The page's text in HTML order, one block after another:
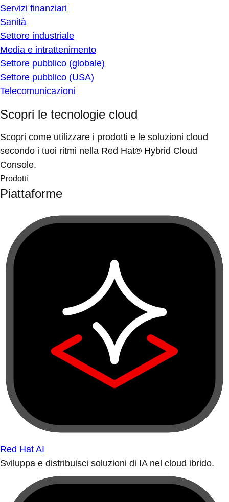
Servizi finanziari
Sanità
Settore industriale
Media e intrattenimento
Settore pubblico (globale)
Settore pubblico (USA)
Telecomunicazioni
Scopri le tecnologie cloud
Scopri come utilizzare i prodotti e le soluzioni cloud
secondo i tuoi ritmi nella Red Hat® Hybrid Cloud
Console.
Prodotti
Piattaforme
Red Hat AI
Sviluppa e distribuisci soluzioni di IA nel cloud ibrido.